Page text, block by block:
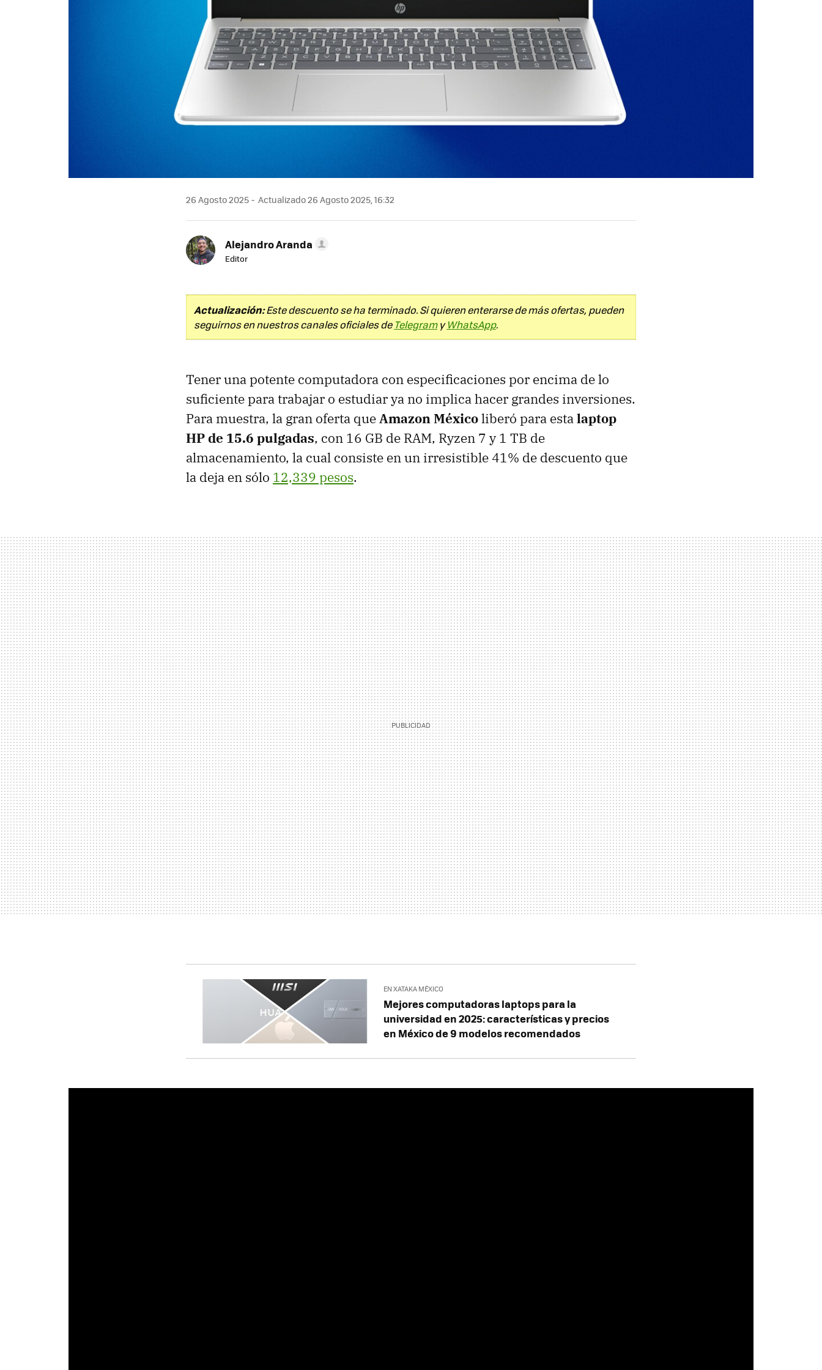
26 Agosto 2025 Actualizado 26 Agosto 2025, 16:32
Alejandro Aranda
Editor
Actualización:Este descuento se ha terminado. Si quieren enterarse de más ofertas, pueden
seguirnos en nuestros canales oficiales de TelegramyWhatsApp.
Tener una potente computadora con especificaciones por encima de lo
suficiente para trabajar o estudiar ya no implica hacer grandes inversiones.
Para muestra, la gran oferta queAmazon Méxicoliberó para estalaptop
HP de 15.6 pulgadas, con 16 GB de RAM, Ryzen 7 y 1 TB de
almacenamiento, la cual consiste en un irresistible 41% de descuento que
la deja en sólo 12,339 pesos.
EN XATAKA MÉXICO
Mejores computadoras laptops para la
universidad en 2025: características y precios
en México de 9 modelos recomendados